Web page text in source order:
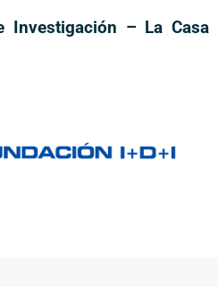
Investigación – La Casa